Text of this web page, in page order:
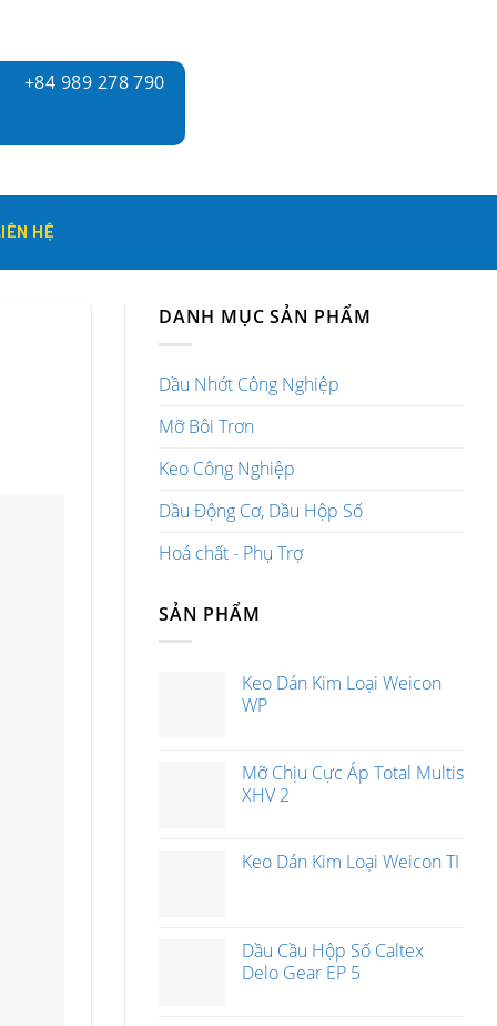
+84 989 278 790
HỆ
DANH MỤC SẢN PHẨM
Dầu Nhớt Công Nghiệp
Mỡ Bôi Trơn
Keo Công Nghiệp
Dầu Động Cơ, Dầu Hộp Số
Hoá chất - Phụ Trợ
SẢN PHẨM
Keo Dán Kim Loại Weicon
WP
Mỡ Chịu Cực Áp Total Multis
XHV 2
Keo Dán Kim Loại Weicon TI
Dầu Cầu Hộp Số Caltex
Delo Gear EP 5